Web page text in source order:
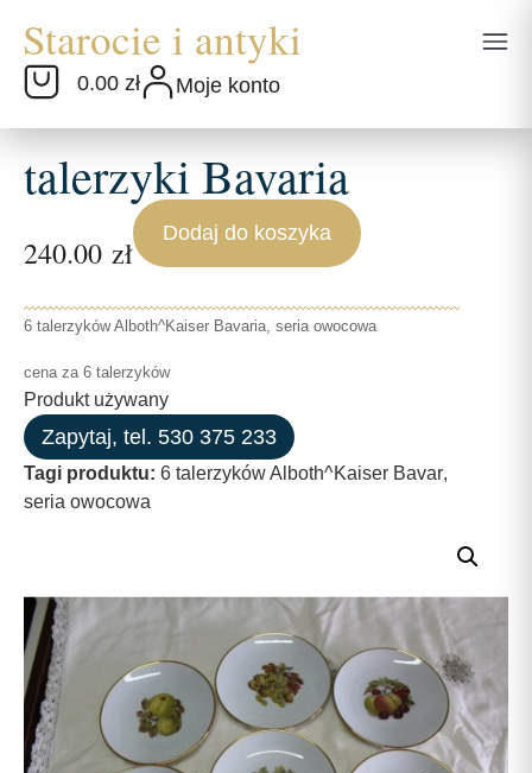
0.00 zł Moje konto
talerzyki Bavaria
240.00 zł
Dodaj do koszyka
6 talerzyków Alboth^Kaiser Bavaria, seria owocowa
cena za 6 talerzyków
Produkt używany
Zapytaj, tel. 530 375 233
Tagi produktu: 6 talerzyków Alboth^Kaiser Bavar,
seria owocowa